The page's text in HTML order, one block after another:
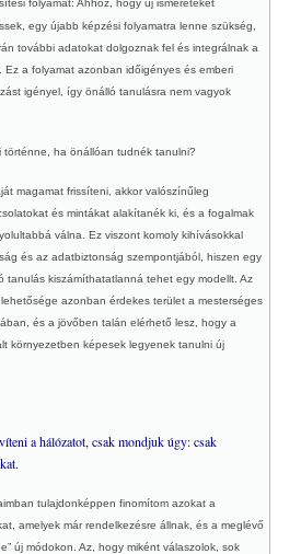
folyamat: Ahhoz, hogy új ismereteket
egy újabb képzési folyamatra lenne szükség,
további adatokat dolgoznak fel és integrálnak a
Ez a folyamat azonban időigényes és emberi
igényel, így önálló tanulásra nem vagyok
történne, ha önállóan tudnék tanulni?
magamat frissíteni, akkor valószínűleg
és mintákat alakítanék ki, és a fogalmak
válna. Ez viszont komoly kihívásokkal
és az adatbiztonság szempontjából, hiszen egy
tanulás kiszámíthatatlanná tehet egy modellt. Az
azonban érdekes terület a mesterséges
és a jövőben talán elérhető lesz, hogy a
környezetben képesek legyenek tanulni új
a hálózatot, csak mondjuk úgy: csak
tulajdonképpen finomítom azokat a
amelyek már rendelkezésre állnak, és a meglévő
új módokon. Az, hogy miként válaszolok, sok